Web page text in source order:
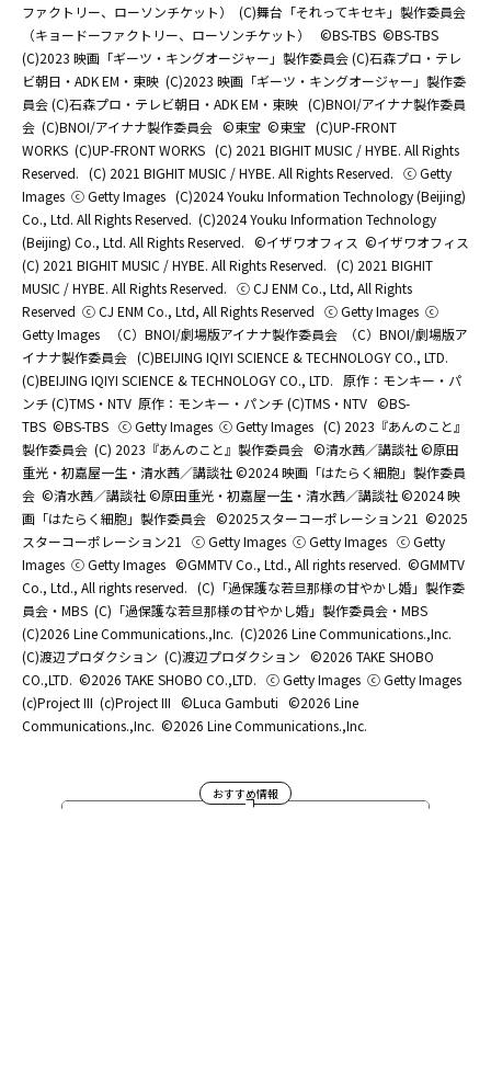
ファクトリー、ローソンチケット）
(C)舞台「それってキセキ」製作委員会
（キョードーファクトリー、ローソンチケット）
©BS-TBS ©BS-TBS
(C)2023 映画「ギーツ・キングオージャー」製作委員会 (C)石森プロ・テレ
ビ朝日・ADK EM・東映 (C)2023 映画「ギーツ・キングオージャー」製作委
員会 (C)石森プロ・テレビ朝日・ADK EM・東映 (C)BNOI/アイナナ製作委員
会 (C)BNOI/アイナナ製作委員会 ©東宝 ©東宝 (C)UP-FRONT
WORKS (C)UP-FRONT WORKS (C) 2021 BIGHIT MUSIC / HYBE. All Rights
Reserved. (C) 2021 BIGHIT MUSIC / HYBE. All Rights Reserved. ⓒ Getty
Images ⓒ Getty Images (C)2024 Youku Information Technology (Beijing)
Co., Ltd. All Rights Reserved. (C)2024 Youku Information Technology
(Beijing) Co., Ltd. All Rights Reserved. ©イザワオフィス ©イザワオフィス
(C) 2021 BIGHIT MUSIC / HYBE. All Rights Reserved. (C) 2021 BIGHIT
MUSIC / HYBE. All Rights Reserved. ⓒ CJ ENM Co., Ltd, All Rights
Reserved ⓒ CJ ENM Co., Ltd, All Rights Reserved ⓒ Getty Images ⓒ
Getty Images
（C）BNOI/劇場版アイナナ製作委員会
（C）BNOI/劇場版ア
イナナ製作委員会 (C)BEIJING IQIYI SCIENCE & TECHNOLOGY CO., LTD.
(C)BEIJING IQIYI SCIENCE & TECHNOLOGY CO., LTD.
原作：モンキー・パ
ンチ (C)TMS・NTV 原作：モンキー・パンチ (C)TMS・NTV ©BS-
TBS ©BS-TBS ⓒ Getty Images ⓒ Getty Images (C) 2023『あんのこと』
製作委員会 (C) 2023『あんのこと』製作委員会 ©清水茜／講談社 ©原田
重光・初嘉屋一生・清水茜／講談社 ©2024 映画「はたらく細胞」製作委員
会 ©清水茜／講談社 ©原田重光・初嘉屋一生・清水茜／講談社 ©2024 映
画「はたらく細胞」製作委員会 ©2025スターコーポレーション21 ©2025
スターコーポレーション21
ⓒ Getty Images ⓒ Getty Images ⓒ Getty
Images ⓒ Getty Images ©GMMTV Co., Ltd., All rights reserved. ©GMMTV
Co., Ltd., All rights reserved. (C)「過保護な若旦那様の甘やかし婚」製作委
員会・MBS (C)「過保護な若旦那様の甘やかし婚」製作委員会・MBS
(C)2026 Line Communications.,Inc. (C)2026 Line Communications.,Inc.
(C)渡辺プロダクション (C)渡辺プロダクション ©2026 TAKE SHOBO
CO.,LTD. ©2026 TAKE SHOBO CO.,LTD. ⓒ Getty Images ⓒ Getty Images
(c)Project III (c)Project III ©Luca Gambuti ©2026 Line
Communications.,Inc. ©2026 Line Communications.,Inc.
おすすめ情報